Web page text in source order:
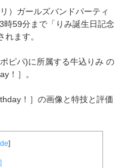
）ガールズバンドパーティ
59分まで「りみ誕生日記念
ます。
ピパ)に所属する牛込りみの
！］。
！］の画像と特技と評価
]